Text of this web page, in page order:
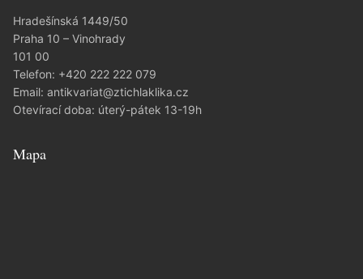
Hradešínská 1449/50
Praha 10 – Vinohrady
101 00
Telefon: +420 222 222 079
Email: antikvariat@ztichlaklika.cz
Otevírací doba: úterý-pátek 13-19h
Mapa